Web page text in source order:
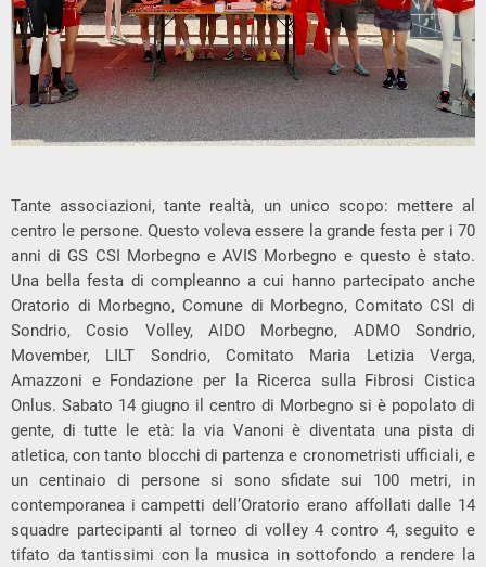
Tante associazioni, tante realtà, un unico scopo: mettere al
centro le persone. Questo voleva essere la grande festa per i 70
anni di GS CSI Morbegno e AVIS Morbegno e questo è stato.
Una bella festa di compleanno a cui hanno partecipato anche
Oratorio di Morbegno, Comune di Morbegno, Comitato CSI di
Sondrio, Cosio Volley, AIDO Morbegno, ADMO Sondrio,
Movember, LILT Sondrio, Comitato Maria Letizia Verga,
Amazzoni e Fondazione per la Ricerca sulla Fibrosi Cistica
Onlus. Sabato 14 giugno il centro di Morbegno si è popolato di
gente, di tutte le età: la via Vanoni è diventata una pista di
atletica, con tanto blocchi di partenza e cronometristi ufficiali, e
un centinaio di persone si sono sfidate sui 100 metri, in
contemporanea i campetti dell’Oratorio erano affollati dalle 14
squadre partecipanti al torneo di volley 4 contro 4, seguito e
tifato da tantissimi con la musica in sottofondo a rendere la